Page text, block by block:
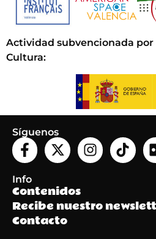
Actividad subvencionada
Cultura:
Síguenos
Info
Contenidos
Recibe nuestro
Contacto